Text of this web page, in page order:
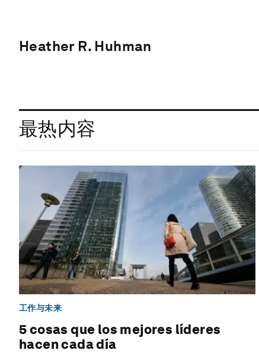
Heather R. Huhman
最热内容
工作与未来
5 cosas que los mejores líderes
hacen cada día